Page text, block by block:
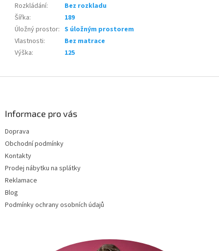
Rozkládání:
Bez rozkladu
Šířka:
189
Úložný prostor: S úložným prostorem
Vlastnosti:
Bez matrace
Výška: 125
Informace pro vás
Doprava
Obchodní podmínky
Kontakty
Prodej nábytku na splátky
Reklamace
Blog
Podmínky ochrany osobních údajů